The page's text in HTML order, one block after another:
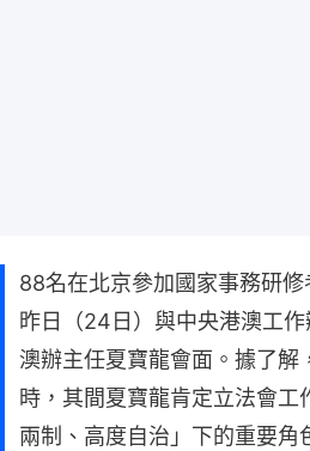
88名在北京參加國家事務研
昨日（24日）與中央港澳工
澳辦主任夏寶龍會面。據了解
時，其間夏寶龍肯定立法會工
兩制、高度自治」下的重要角